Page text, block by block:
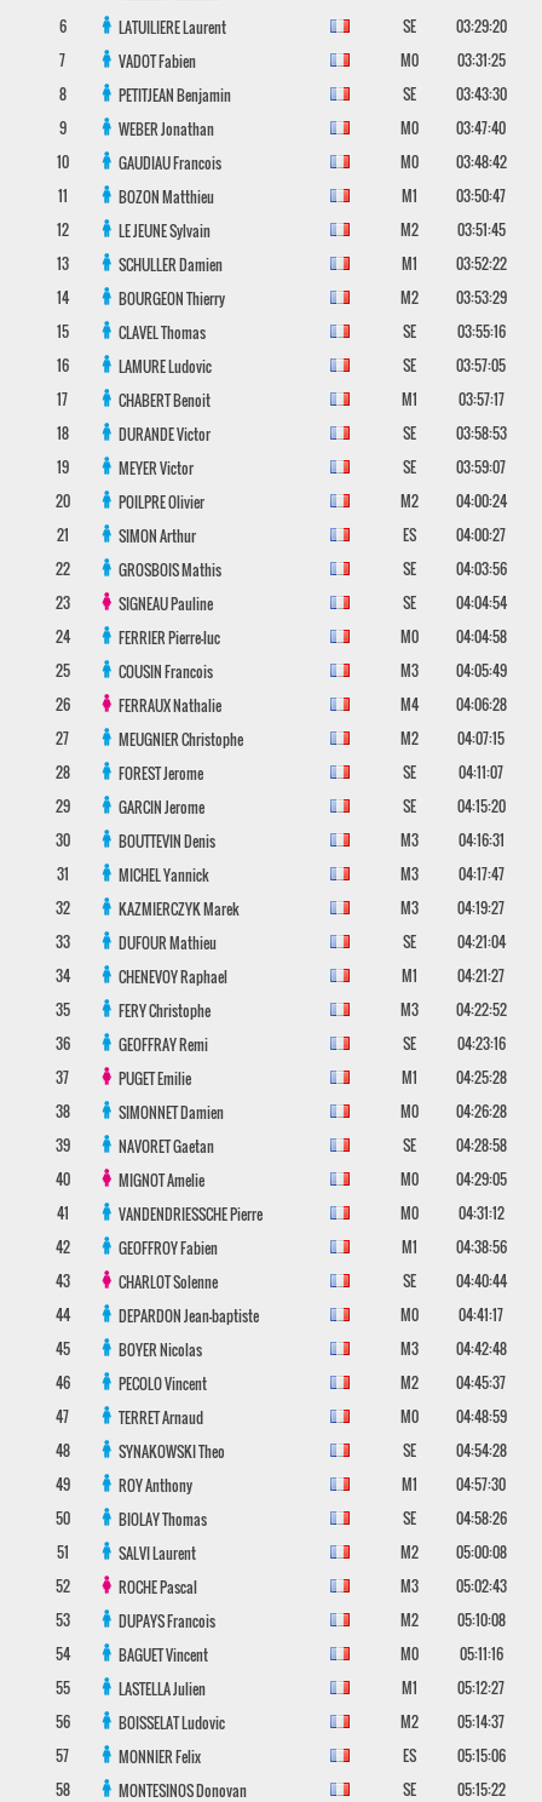
6
LATUILIERELaurent SE
03:29:20
7
VADOTFabien M0
03:31:25
8
PETITJEANBenjamin SE
03:43:30
9
WEBERJonathan M0
03:47:40
10
GAUDIAUFrancois M0
03:48:42
11
BOZONMatthieu M1
03:50:47
12
LE JEUNESylvain M2
03:51:45
13
SCHULLERDamien M1
03:52:22
14
BOURGEONThierry M2
03:53:29
15
CLAVELThomas SE
03:55:16
16
LAMURELudovic SE
03:57:05
17
CHABERTBenoit M1
03:57:17
18
DURANDEVictor SE
03:58:53
19
MEYERVictor SE
03:59:07
20
POILPREOlivier M2
04:00:24
21
SIMONArthur ES
04:00:27
22
GROSBOISMathis SE
04:03:56
23
SIGNEAUPauline SE
04:04:54
24
FERRIERPierre-luc M0
04:04:58
25
COUSINFrancois M3
04:05:49
26
FERRAUXNathalie M4
04:06:28
27
MEUGNIERChristophe M2
04:07:15
28
FORESTJerome SE
04:11:07
29
GARCINJerome SE
04:15:20
30
BOUTTEVINDenis M3
04:16:31
31
MICHELYannick M3
04:17:47
32
KAZMIERCZYKMarek M3
04:19:27
33
DUFOURMathieu SE
04:21:04
34
CHENEVOYRaphael M1
04:21:27
35
FERYChristophe M3
04:22:52
36
GEOFFRAYRemi SE
04:23:16
37
PUGETEmilie M1
04:25:28
38
SIMONNETDamien M0
04:26:28
39
NAVORETGaetan SE
04:28:58
40
MIGNOTAmelie M0
04:29:05
41
VANDENDRIESSCHEPierre M0
04:31:12
42
GEOFFROYFabien M1
04:38:56
43
CHARLOTSolenne SE
04:40:44
44
DEPARDONJean-baptiste M0
04:41:17
45
BOYERNicolas M3
04:42:48
46
PECOLOVincent M2
04:45:37
47
TERRETArnaud M0
04:48:59
48
SYNAKOWSKITheo SE
04:54:28
49
ROYAnthony M1
04:57:30
50
BIOLAYThomas SE
04:58:26
51
SALVILaurent M2
05:00:08
52
ROCHEPascal M3
05:02:43
53
DUPAYSFrancois M2
05:10:08
54
BAGUETVincent M0
05:11:16
55
LASTELLAJulien M1
05:12:27
56
BOISSELATLudovic M2
05:14:37
57
MONNIERFelix ES
05:15:06
58
MONTESINOSDonovan SE
05:15:22